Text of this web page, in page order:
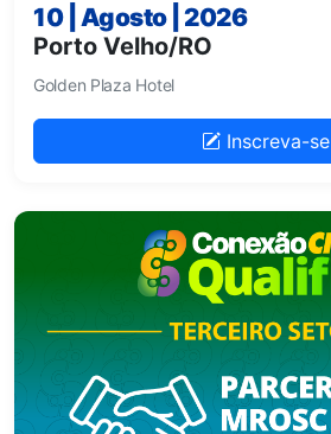
10 | Agosto | 2026
Porto Velho/RO
Golden Plaza Hotel
Inscreva-se